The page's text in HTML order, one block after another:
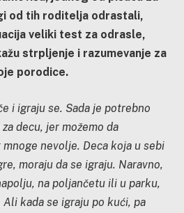
od tih roditelja odrastali,
veliki test za odrasle,
strpljenje i razumevanje za
porodice.
i igraju se. Sada je potrebno
decu, jer možemo da
nevolje. Deca koja u sebi
moraju da se igraju. Naravno,
na poljančetu ili u parku,
kada se igraju po kući, pa